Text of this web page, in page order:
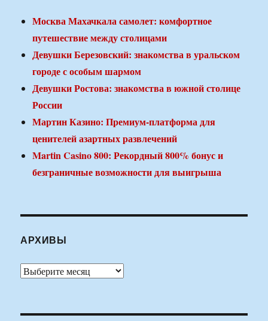
Москва Махачкала самолет: комфортное
путешествие между столицами
Девушки Березовский: знакомства в уральском
городе с особым шармом
Девушки Ростова: знакомства в южной столице
России
Мартин Казино: Премиум-платформа для
ценителей азартных развлечений
Martin Casino 800: Рекордный 800% бонус и
безграничные возможности для выигрыша
АРХИВЫ
Архивы